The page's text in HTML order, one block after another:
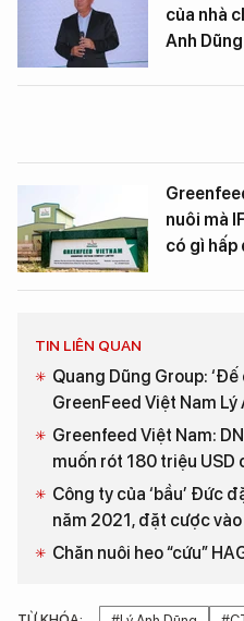
của nhà
Anh Dũng
nuôi mà
có gì hấp
TIN LIÊN QUAN
Quang Dũng Group:
GreenFeed Việt Nam Lý
Greenfeed Việt Nam:
muốn rót 180 triệu USD
Công ty của ‘bầu’ Đức
năm 2021, đặt cược
Chăn nuôi heo “cứu”